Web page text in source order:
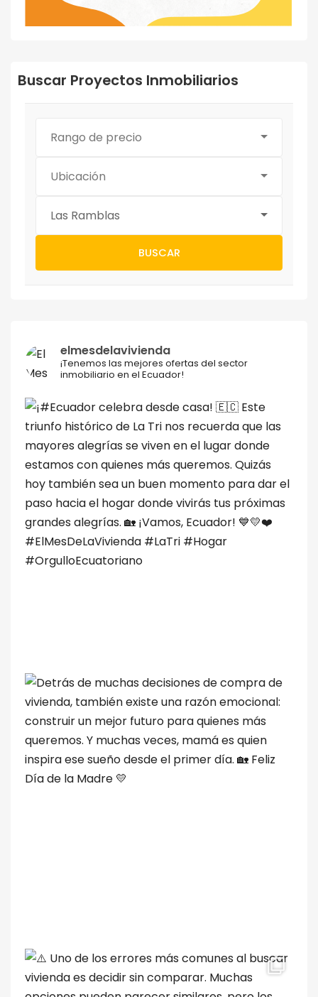
Buscar Proyectos Inmobiliarios
Rango de precio
Ubicación
Las Ramblas
BUSCAR
elmesdelavivienda
¡Tenemos las mejores ofertas del sector
inmobiliario en el Ecuador!